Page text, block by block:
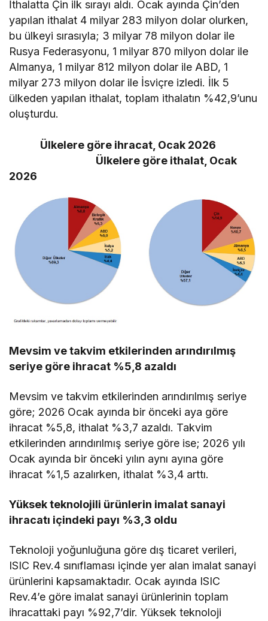
İthalatta Çin ilk sırayı aldı. Ocak ayında Çin’den
yapılan ithalat 4 milyar 283 milyon dolar olurken,
bu ülkeyi sırasıyla; 3 milyar 78 milyon dolar ile
Rusya Federasyonu, 1 milyar 870 milyon dolar ile
Almanya, 1 milyar 812 milyon dolar ile ABD, 1
milyar 273 milyon dolar ile İsviçre izledi. İlk 5
ülkeden yapılan ithalat, toplam ithalatın %42,9’unu
oluşturdu.
Ülkelere göre ihracat, Ocak 2026
Ülkelere göre ithalat, Ocak
2026
Mevsim ve takvim etkilerinden arındırılmış
seriye göre ihracat %5,8 azaldı
Mevsim ve takvim etkilerinden arındırılmış seriye
göre; 2026 Ocak ayında bir önceki aya göre
ihracat %5,8, ithalat %3,7 azaldı. Takvim
etkilerinden arındırılmış seriye göre ise; 2026 yılı
Ocak ayında bir önceki yılın aynı ayına göre
ihracat %1,5 azalırken, ithalat %3,4 arttı.
Yüksek teknolojili ürünlerin imalat sanayi
ihracatı içindeki payı %3,3 oldu
Teknoloji yoğunluğuna göre dış ticaret verileri,
ISIC Rev.4 sınıflaması içinde yer alan imalat sanayi
ürünlerini kapsamaktadır. Ocak ayında ISIC
Rev.4’e göre imalat sanayi ürünlerinin toplam
ihracattaki payı %92,7’dir. Yüksek teknoloji